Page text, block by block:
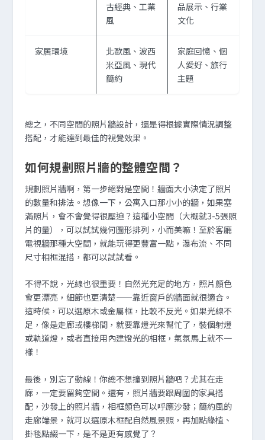
古經典、工業
風
品展示、行業
文化
家居環境
北歐風、波西
米亞風、現代
簡約
家庭回憶、個
人愛好、旅行
主題
總之，不同空間的照片牆設計，還是得根據實際情況調整
搭配，才能達到最佳的視覺效果。
如何規劃照片牆的整體空間？
規劃照片牆啊，第一步絕對是空間！牆面大小決定了照片
的數量和排法。想像一下，公寓入口那小小的牆，如果塞
滿照片，會不會覺得很壓迫？這種小空間（大概就3-5張照
片的量），可以試試幾何圖形排列，小而美嘛！至於客廳
電視牆那種大空間，就能玩得更豐富一點，瀑布流、不同
尺寸相框混搭，都可以試試看。
不得不說，光線也很重要！自然光充足的地方，照片顏色
會更漂亮，細節也更清楚——靠近窗戶的牆面就很適合。
這時候，可以選原木或金屬框，比較不反光。如果光線不
足，像是走廊或樓梯間，就要靠燈光來幫忙了，裝個射燈
或軌道燈，或者直接用內建燈光的相框，氣氛馬上就不一
樣！
最後，別忘了動線！你總不想撞到照片牆吧？尤其在走
廊，一定要留夠空間。還有，照片牆要跟周圍的家具搭
配，沙發上的照片牆，相框顏色可以呼應沙發；簡約風的
走廊端景，就可以選原木框配自然風景照，再加點綠植、
掛毯點綴一下，是不是更有感覺了？